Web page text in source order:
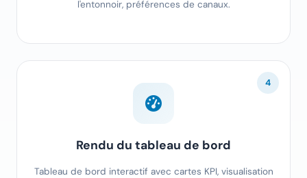
l'entonnoir, préférences de canaux.
4
Rendu du tableau de bord
Tableau de bord interactif avec cartes KPI, visualisation